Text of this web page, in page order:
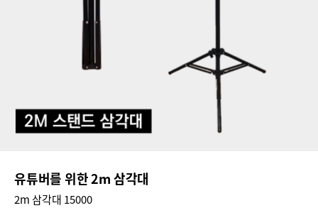
유튜버를 위한 2m 삼각대
2m 삼각대 15000